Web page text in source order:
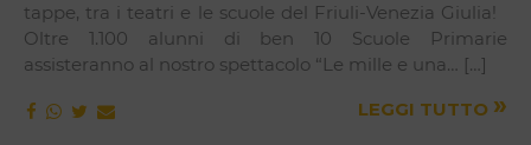
tappe, tra i teatri e le scuole del Friuli-Venezia Giulia!
Oltre 1.100 alunni di ben 10 Scuole Primarie
assisteranno al nostro spettacolo “Le mille e una… […]
LEGGI TUTTO »